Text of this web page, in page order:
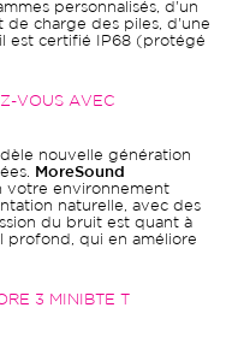
personnalisés, d'un
de charge des piles, d'une
est certifié IP68 (protégé
VOUS AVEC
nouvelle génération
MoreSound
votre environnement
naturelle, avec des
du bruit est quant à
profond, qui en améliore
3 MINIBTE T